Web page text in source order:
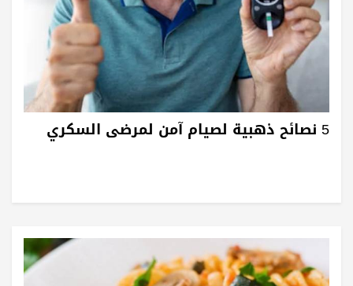
5 نصائح ذهبية لصيام آمن لمرضى السكري